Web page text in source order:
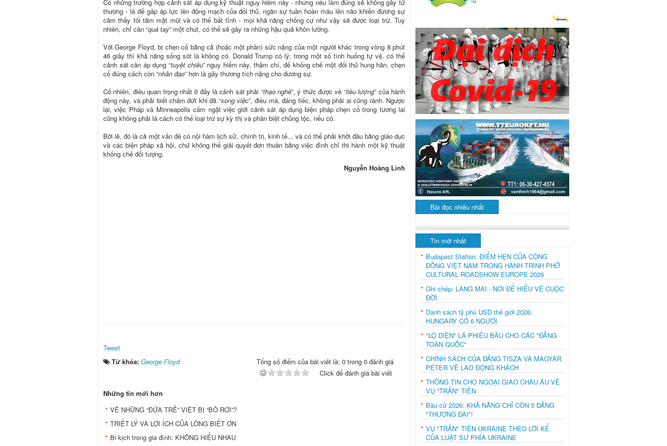
Có những trường hợp cảnh sát áp dụng kỹ thuật nguy hiểm này - nhưng nếu làm đúng sẽ không gây tử
thương - là để gâp áp lực lên động mạch của đối thủ, ngăn sự tuần hoàn máu lên não khiến đương sự
cảm thấy tối tăm mặt mũi và có thể bất tỉnh - mọi khả năng chống cự như vậy sẽ được loại trừ. Tuy
nhiên, chỉ cần “quá tay” một chút, có thể sẽ gây ra những hậu quả khôn lường.
Với George Floyd, bị chẹn cổ bằng cả (hoặc một phần) sức nặng của một người khác trong vòng 8 phút
46 giây thì khả năng sống sót là không có. Donald Trump có lý: trong một số tình huống tự vệ, có thể
cảnh sát cần áp dụng “tuyệt chiêu” nguy hiểm này, thậm chí, để khống chế một đối thủ hung hãn, chẹn
cổ đúng cách còn “nhân đạo” hơn là gây thương tích nặng cho đương sự.
Cố nhiên, điều quan trọng nhất ở đây là cảnh sát phải “thạo nghề”, ý thức được về “liều lượng” của hành
động này, và phải biết chấm dứt khi đã “xong việc”, điều mà, đáng tiếc, không phải ai cũng rành. Ngược
lại, việc Pháp và Minneapolis cấm ngặt việc giới cảnh sát áp dụng biện pháp chẹn cổ trong tương lai
cũng không phải là cách có thể loại trừ sự kỳ thị và phân biệt chủng tộc, nếu có.
Bởi lẽ, đó là cả một vấn đề có nội hàm lịch sử, chính trị, kinh tế... và có thể phải khởi đầu bằng giáo dục
và các biện pháp xã hội, chứ không thể giải quyết đơn thuần bằng việc đình chỉ thi hành một kỹ thuật
khống chế đối tượng.
Nguyễn Hoàng Linh
Tweet
Từ khóa: George Floyd
Tổng số điểm của bài viết là: 0 trong 0 đánh giá
Click để đánh giá bài viết
Những tin mới hơn
VỀ NHỮNG “ĐỨA TRẺ” VIỆT BỊ “BỎ RƠI”?
TRIẾT LÝ VÀ LỢI ÍCH CỦA LÒNG BIẾT ƠN
Bi kịch trong gia đình: KHÔNG HIỂU NHAU
Bài đọc nhiều nhất
Tin mới nhất
Budapest Station: ĐIỂM HẸN CỦA CỘNG
ĐỒNG VIỆT NAM TRONG HÀNH TRÌNH PHỞ
CULTURAL ROADSHOW EUROPE 2026
Ghi chép: LÀNG MAI - NƠI ĐỂ HIỂU VỀ CUỘC
ĐỜI
Danh sách tỷ phú USD thế giới 2026:
HUNGARY CÓ 6 NGƯỜI
"LỘ DIỆN" LÁ PHIẾU BẦU CHO CÁC "ĐẢNG
TOÀN QUỐC"
CHÍNH SÁCH CỦA ĐẢNG TISZA VÀ MAGYAR
PÉTER VỀ LAO ĐỘNG KHÁCH
THÔNG TIN CHO NGOẠI GIAO CHÂU ÂU VỀ
VỤ "TRẤN" TIỀN
Bầu cử 2026: KHẢ NĂNG CHỈ CÒN 5 ĐẢNG
"THƯỢNG ĐÀI"!
VỤ "TRẤN" TIỀN UKRAINE THEO LỜI KỂ
CỦA LUẬT SƯ PHÍA UKRAINE